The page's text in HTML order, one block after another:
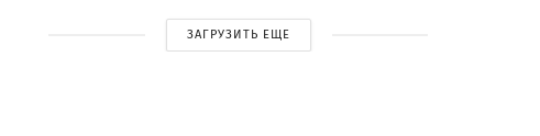
ЗАГРУЗИТЬ ЕЩЕ